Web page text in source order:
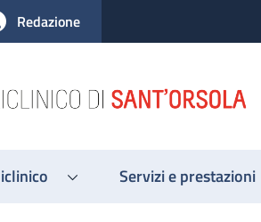
Redazione
Servizi e prestazioni